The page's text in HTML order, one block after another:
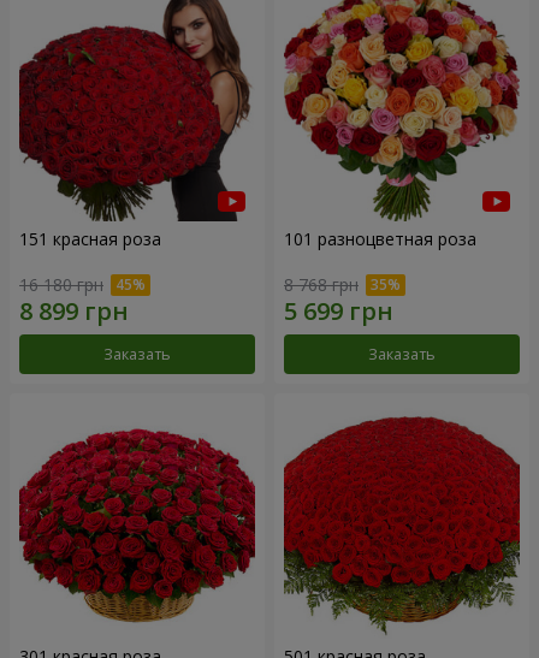
151 красная роза
16 180 грн
Заказать
101 разноцветная роза
8 768 грн
Заказать